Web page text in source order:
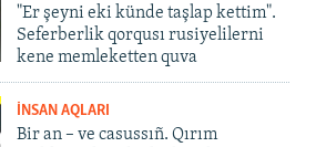
"Er şeyni eki künde taşlap kettim".
Seferberlik qorqusı rusiyelilerni
kene memleketten quva
İNSAN AQLARI
Bir an – ve casussıñ. Qırım